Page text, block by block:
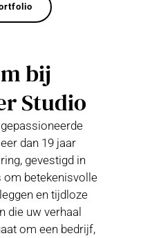
bij
Studio
dan 19 jaar
gevestigd in
om betekenisvolle
en tijdloze
die uw verhaal
om een bedrijf,